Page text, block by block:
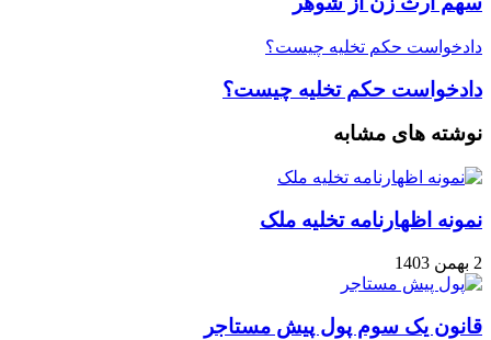
دادخواست حکم تخلیه چیست؟
دادخواست حکم تخلیه چیست؟
نوشته های مشابه
نمونه اظهارنامه تخلیه ملک
2 بهمن 1403
قانون یک سوم پول پیش مستاجر